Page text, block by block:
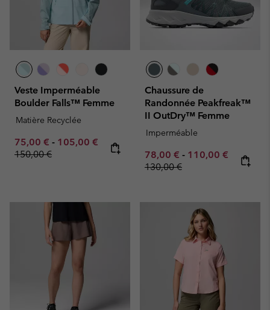
Veste Imperméable
Boulder Falls™ Femme
Matière Recyclée
Minimum sale price:
75,00 € - Maximum sale price:
105,00 € Regular price:
150,00 €
Chaussure de
Randonnée Peakfreak™
II OutDry™ Femme
Imperméable
Minimum sale price:
78,00 € - Maximum sale
110,00 € Regular
130,00 €